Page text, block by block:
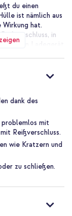
du einen
ist nämlich aus
hat.
in
dein Ladegerät
schnell zur
hat die
Keine Sorge
oder du durch
und schließen.
oder wieder
dank des
problemlos mit
Reißverschluss.
wie Kratzern und
zu schließen.